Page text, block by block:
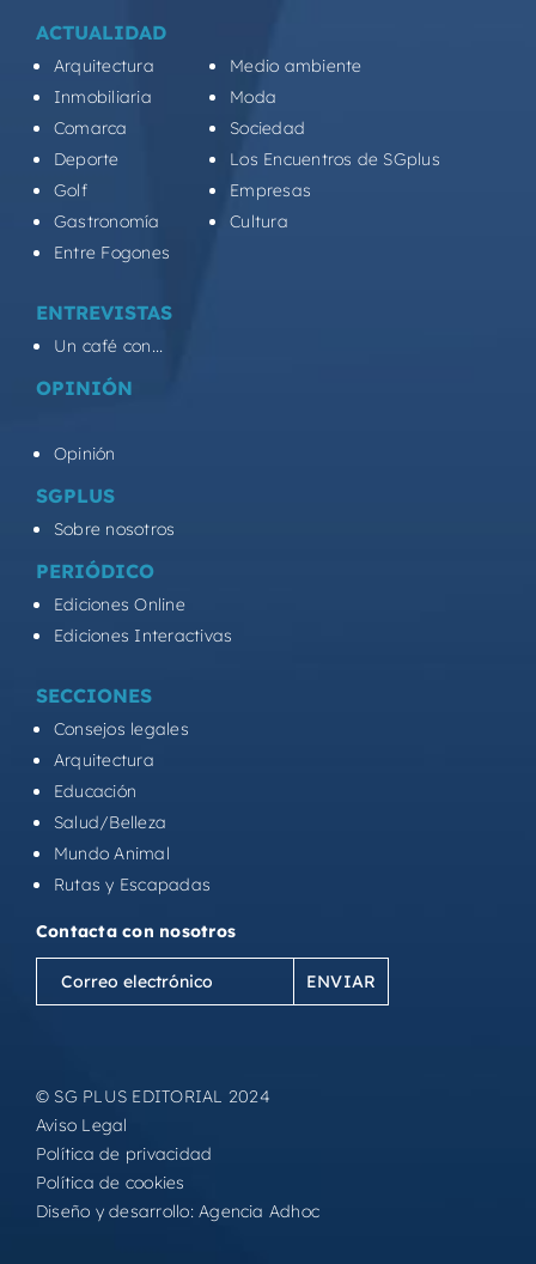
ACTUALIDAD
Arquitectura
Inmobiliaria
Comarca
Deporte
Golf
Gastronomía
Entre Fogones
Medio ambiente
Moda
Sociedad
Los Encuentros de SGplus
Empresas
Cultura
ENTREVISTAS
Un café con...
OPINIÓN
Opinión
SGPLUS
Sobre nosotros
PERIÓDICO
Ediciones Online
Ediciones Interactivas
SECCIONES
Consejos legales
Arquitectura
Educación
Salud/Belleza
Mundo Animal
Rutas y Escapadas
Contacta con nosotros
Correo
electrónico
© SG PLUS EDITORIAL 2024
Aviso Legal
Política de privacidad
Política de cookies
Diseño y desarrollo:Agencia Adhoc